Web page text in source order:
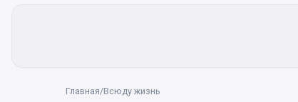
Главная/Всюду жизнь